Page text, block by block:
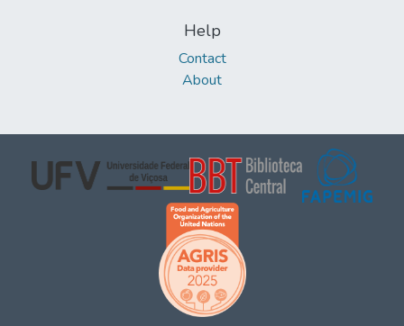
Help
Contact
About